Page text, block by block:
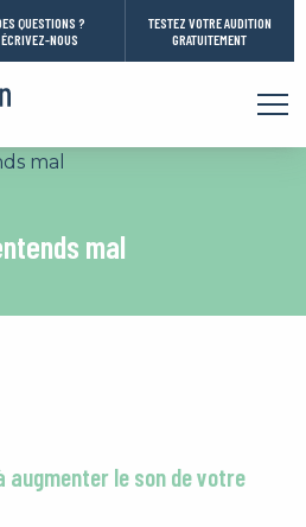
à la navigation
au contenu
QUESTIONS ?
ÉCRIVEZ-NOUS
TESTEZ VOTRE AUDITION
GRATUITEMENT
mal
augmenter le son de votre